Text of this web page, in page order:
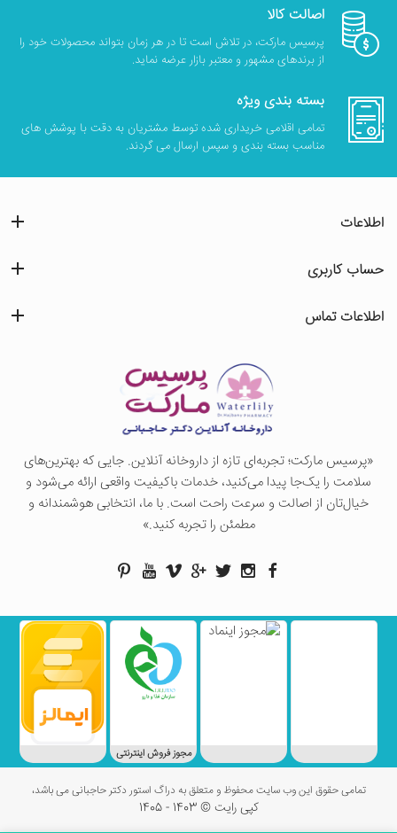
اصالت کالا
پرسیس مارکت، در تلاش است تا در هر زمان بتواند محصولات خود را
از برندهای مشهور و معتبر بازار عرضه نماید.
بسته بندی ویژه
تمامی اقلامی خریداری شده توسط مشتریان به دقت با پوشش های
مناسب بسته بندی و سپس ارسال می گردند.
«پرسيس ماركت؛ تجربه‌ای تازه از داروخانه آنلاین. جایی که بهترین‌های
سلامت را یک‌جا پیدا می‌کنید، خدمات باکیفیت واقعی ارائه می‌شود و
خیال‌تان از اصالت و سرعت راحت است. با ما، انتخابی هوشمندانه و
مطمئن را تجربه کنید.»
اطلاعات
حساب کاربری
اطلاعات تماس
مجوز فروش اینترنتی
تمامی حقوق این وب سایت محفوظ و متعلق به دراگ استور دکتر حاجبانی می باشد،
کپی رایت © 1403 - 1405